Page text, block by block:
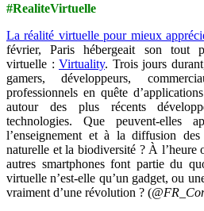
#RealiteVirtuelle
La réalité virtuelle pour mieux
février, Paris hébergeait son tout
virtuelle : Virtuality. Trois jours
gamers, développeurs,
professionnels en quête
autour des plus récents
technologies. Que peuvent-elles
l’enseignement et à la diffusion des
naturelle et la biodiversité ? À l’heure
autres smartphones font partie du
virtuelle n’est-elle qu’un gadget, ou
vraiment d’une révolution ? (